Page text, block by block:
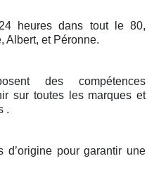
heures dans tout le 80,
Albert, et Péronne.
des compétences
sur toutes les marques et
.
d’origine pour garantir une